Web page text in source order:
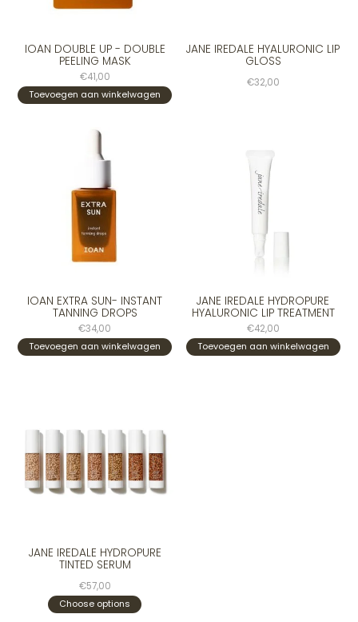
IOAN DOUBLE UP - DOUBLE
PEELING MASK
€41,00
Toevoegen aan winkelwagen
JANE IREDALE HYALURONIC LIP
GLOSS
€32,00
IOAN EXTRA SUN- INSTANT
TANNING DROPS
€34,00
Toevoegen aan winkelwagen
JANE IREDALE HYDROPURE
HYALURONIC LIP TREATMENT
€42,00
Toevoegen aan winkelwagen
JANE IREDALE HYDROPURE
TINTED SERUM
€57,00
Choose options